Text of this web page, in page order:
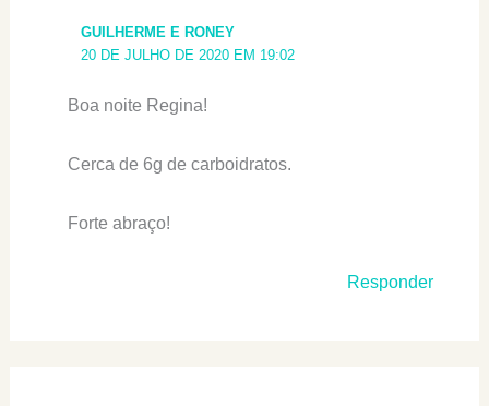
GUILHERME E RONEY
20 DE JULHO DE 2020 EM 19:02
Boa noite Regina!
Cerca de 6g de carboidratos.
Forte abraço!
Responder